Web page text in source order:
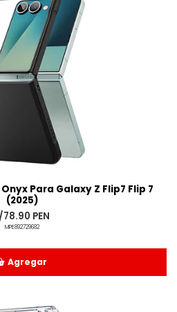
Para Galaxy Z Flip7 Flip 7
(2025)
78.90 PEN
MPE892729682
Agregar